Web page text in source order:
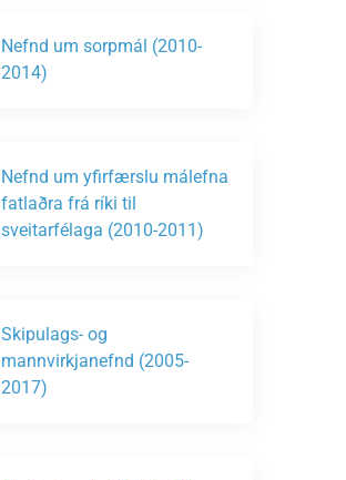
Nefnd um sorpmál (2010-
2014)
Nefnd um yfirfærslu málefna
fatlaðra frá ríki til
sveitarfélaga (2010-2011)
Skipulags- og
mannvirkjanefnd (2005-
2017)